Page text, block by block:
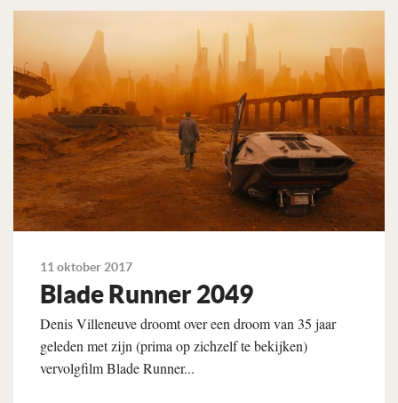
Lees verder
11 oktober 2017
Blade Runner 2049
Denis Villeneuve droomt over een droom van 35 jaar
geleden met zijn (prima op zichzelf te bekijken)
vervolgfilm Blade Runner...